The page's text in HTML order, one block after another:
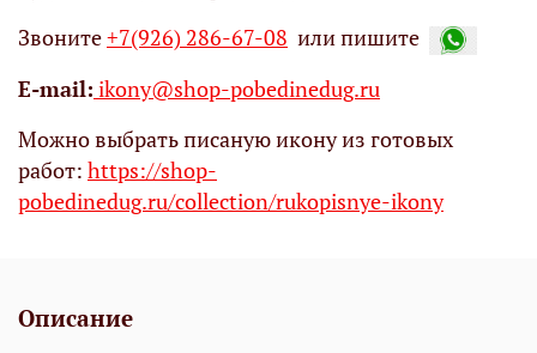
Звоните+7(926) 286-67-08 или пишите
Е-mail: ikony@shop-pobedinedug.ru
Можно выбрать писаную икону из готовых
работ: https://shop-
pobedinedug.ru/collection/rukopisnye-ikony
Описание